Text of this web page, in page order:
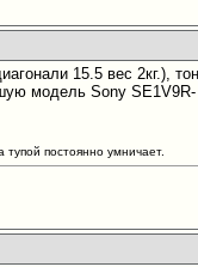
15.5 вес 2кг.),
модель Sony
тупой постоянно умничает.